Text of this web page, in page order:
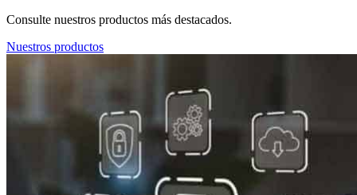
Consulte nuestros productos más destacados.
Nuestros productos